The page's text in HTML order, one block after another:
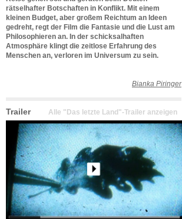
rätselhafter Botschaften in Konflikt. Mit einem
kleinen Budget, aber großem Reichtum an Ideen
gedreht, regt der Film die Fantasie und die Lust am
Philosophieren an. In der schicksalhaften
Atmosphäre klingt die zeitlose Erfahrung des
Menschen an, verloren im Universum zu sein.
Bianka Piringer
Trailer Alle "Das letzte Land"-Trailer anzeigen